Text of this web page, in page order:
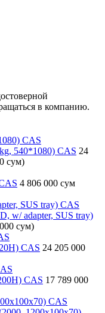
в компанию.
540*1080) CAS 24
сум)
4 806 000 сум
w/ adapter, SUS tray)
сум)
CAS 24 205 000
CAS 17 789 000